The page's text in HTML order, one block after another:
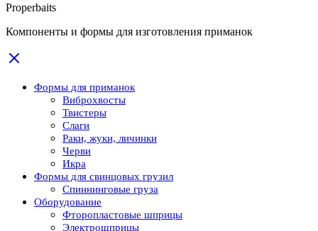
Properbaits
Компоненты и формы для изготовления приманок
Формы для приманок
Виброхвосты
Твистеры
Слаги
Раки, жуки, личинки
Черви
Икра
Формы для свинцовых грузил
Спиннинговые груза
Оборудование
Фторопластовые шприцы
Электрошприцы